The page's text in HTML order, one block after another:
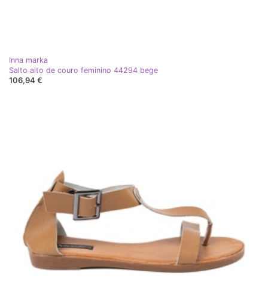
Inna marka
Salto alto de couro feminino 44294 bege
106,94 €